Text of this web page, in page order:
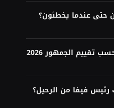
حتى عندما يخطئون؟
رئيس فيفا من الرحيل؟